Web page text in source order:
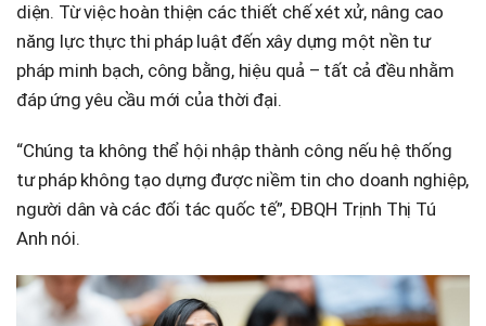
diện. Từ việc hoàn thiện các thiết chế xét xử, nâng cao
năng lực thực thi pháp luật đến xây dựng một nền tư
pháp minh bạch, công bằng, hiệu quả – tất cả đều nhằm
đáp ứng yêu cầu mới của thời đại.
“Chúng ta không thể hội nhập thành công nếu hệ thống
tư pháp không tạo dựng được niềm tin cho doanh nghiệp,
người dân và các đối tác quốc tế”, ĐBQH Trịnh Thị Tú
Anh nói.